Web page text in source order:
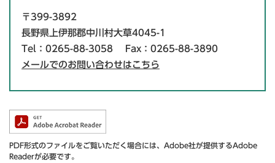
〒399-3892
長野県上伊那郡中川村大草4045-1
Tel：0265-88-3058
Fax：0265-88-3890
メールでのお問い合わせはこちら
PDF形式のファイルをご覧いただく場合には、Adobe社が提供するAdobe
Readerが必要です。